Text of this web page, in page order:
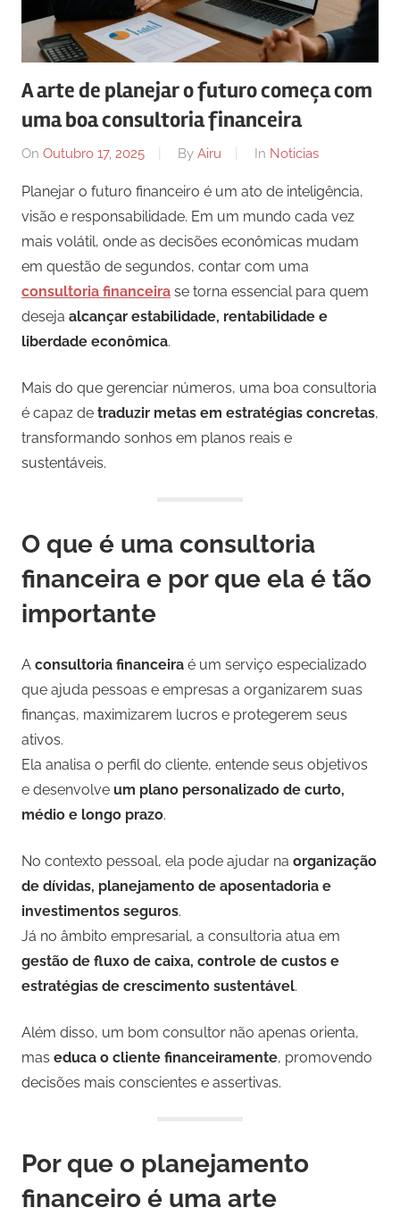
A arte de planejar o futuro começa com
uma boa consultoria financeira
On Outubro 17, 2025 By Airu In Noticias
Planejar o futuro financeiro é um ato de inteligência,
visão e responsabilidade. Em um mundo cada vez
mais volátil, onde as decisões econômicas mudam
em questão de segundos, contar com uma
consultoria financeira se torna essencial para quem
deseja alcançar estabilidade, rentabilidade e
liberdade econômica.
Mais do que gerenciar números, uma boa consultoria
é capaz de traduzir metas em estratégias concretas,
transformando sonhos em planos reais e
sustentáveis.
O que é uma consultoria
financeira e por que ela é tão
importante
A consultoria financeira é um serviço especializado
que ajuda pessoas e empresas a organizarem suas
finanças, maximizarem lucros e protegerem seus
ativos.
Ela analisa o perfil do cliente, entende seus objetivos
e desenvolve um plano personalizado de curto,
médio e longo prazo.
No contexto pessoal, ela pode ajudar na organização
de dívidas, planejamento de aposentadoria e
investimentos seguros.
Já no âmbito empresarial, a consultoria atua em
gestão de fluxo de caixa, controle de custos e
estratégias de crescimento sustentável.
Além disso, um bom consultor não apenas orienta,
mas educa o cliente financeiramente, promovendo
decisões mais conscientes e assertivas.
Por que o planejamento
financeiro é uma arte